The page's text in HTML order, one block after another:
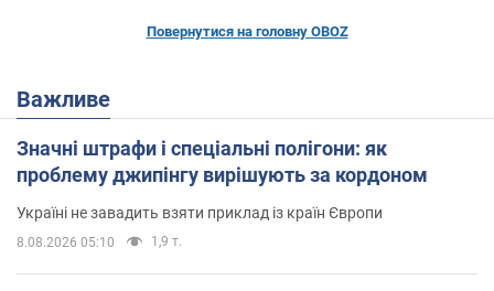
Повернутися на головну OBOZ
Важливе
Значні штрафи і спеціальні полігони: як
проблему джипінгу вирішують за кордоном
Україні не завадить взяти приклад із країн Європи
8.08.2026 05:10 1,9 т.